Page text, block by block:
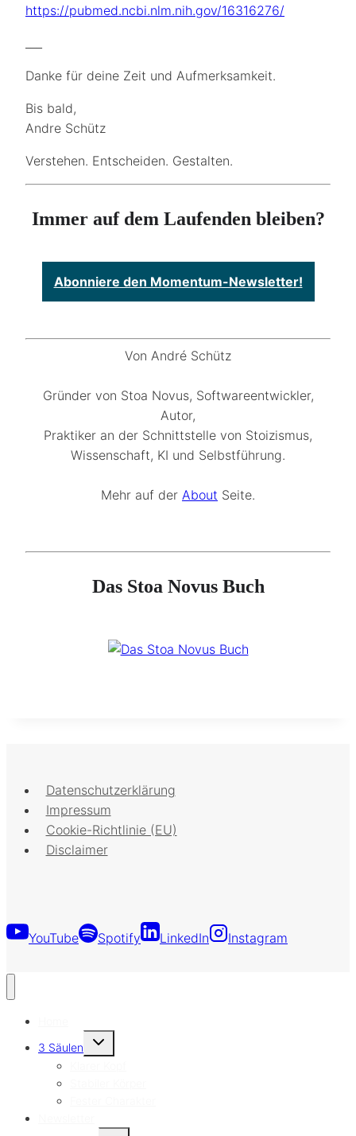
https://pubmed.ncbi.nlm.nih.gov/16316276/
Danke für deine Zeit und Aufmerksamkeit.
Bis bald,
Andre Schütz
Verstehen. Entscheiden. Gestalten.
Immer auf dem Laufenden bleiben?
Abonniere den Momentum-Newsletter!
Von André Schütz
Gründer von Stoa Novus, Softwareentwickler,
Autor,
Praktiker an der Schnittstelle von Stoizismus,
Wissenschaft, KI und Selbstführung.
Mehr auf der About Seite.
Das Stoa Novus Buch
Datenschutzerklärung
Impressum
Cookie-Richtlinie (EU)
Disclaimer
YouTube Spotify LinkedIn Instagram
3 Säulen
Untermenü
umschalten